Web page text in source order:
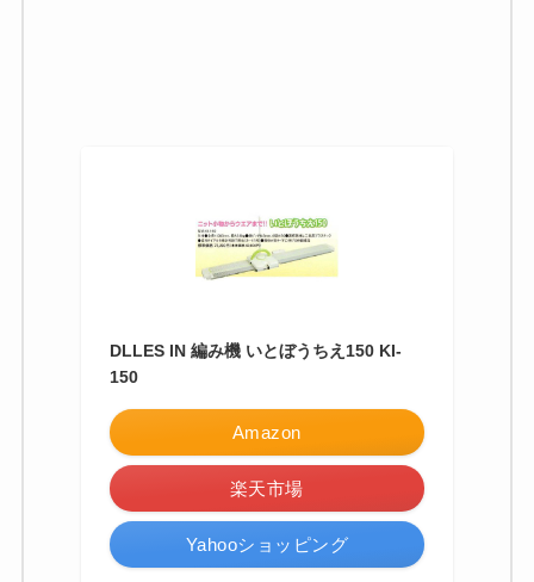
DLLES IN 編み機 いとぼうちえ150 KI-
150
Amazon
楽天市場
Yahooショッピング